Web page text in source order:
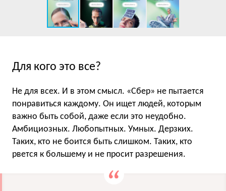
Для кого это все?
Не для всех. И в этом смысл. «Сбер» не пытается
понравиться каждому. Он ищет людей, которым
важно быть собой, даже если это неудобно.
Амбициозных. Любопытных. Умных. Дерзких.
Таких, кто не боится быть слишком. Таких, кто
рвется к большему и не просит разрешения.